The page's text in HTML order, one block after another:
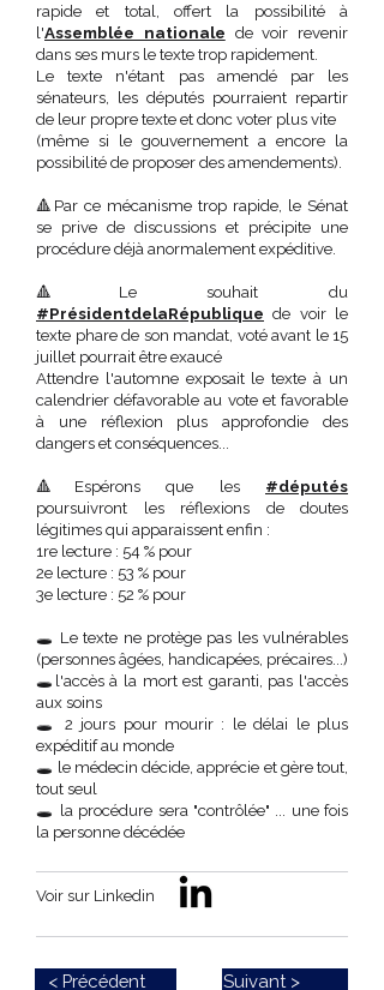
rapide et total, offert la possibilité à
l'Assemblée nationale de voir revenir
dans ses murs le texte trop rapidement.
Le texte n'étant pas amendé par les
sénateurs, les députés pourraient repartir
de leur propre texte et donc voter plus vite
(même si le gouvernement a encore la
possibilité de proposer des amendements).
🔺Par ce mécanisme trop rapide, le Sénat
se prive de discussions et précipite une
procédure déjà anormalement expéditive.
🔺Le souhait du
#PrésidentdelaRépublique de voir le
texte phare de son mandat, voté avant le 15
juillet pourrait être exaucé
Attendre l'automne exposait le texte à un
calendrier défavorable au vote et favorable
à une réflexion plus approfondie des
dangers et conséquences...
🔺Espérons que les #députés
poursuivront les réflexions de doutes
légitimes qui apparaissent enfin :
1re lecture : 54 % pour
2e lecture : 53 % pour
3e lecture : 52 % pour
🕳️ Le texte ne protège pas les vulnérables
(personnes âgées, handicapées, précaires...)
🕳️l'accès à la mort est garanti, pas l'accès
aux soins
🕳️ 2 jours pour mourir : le délai le plus
expéditif au monde
🕳️ le médecin décide, apprécie et gère tout,
tout seul
🕳️ la procédure sera "contrôlée" ... une fois
la personne décédée
Voir sur Linkedin
< Précédent Suivant >